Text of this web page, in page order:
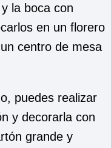
la boca con
en un florero
centro de mesa
puedes realizar
y decorarla con
grande y